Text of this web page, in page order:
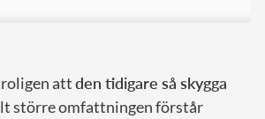
attden tidigare så skygga
större omfattningen förstår